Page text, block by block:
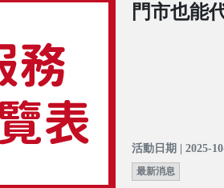
門市也能
活動日期 | 2025-
最新消息